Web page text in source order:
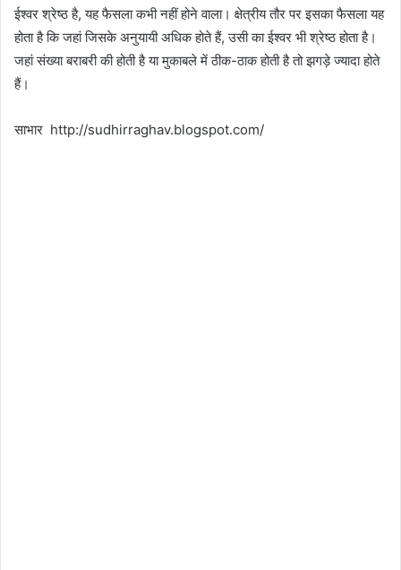
ईश्वर श्रेष्ठ है, यह फैसला कभी नहीं होने वाला। क्षेत्रीय तौर पर इसका फैसला यह
होता है कि जहां जिसके अनुयायी अधिक होते हैं, उसी का ईश्वर भी श्रेष्ठ होता है।
जहां संख्या बराबरी की होती है या मुकाबले में ठीक-ठाक होती है तो झगड़े ज्यादा होते
हैं।
साभार http://sudhirraghav.blogspot.com/